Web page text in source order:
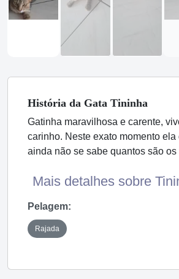
História da Gata Tininha
Gatinha maravilhosa e carente,
carinho. Neste exato momento ela
ainda não se sabe quantos são os
Mais detalhes sobre
Pelagem:
Rajada